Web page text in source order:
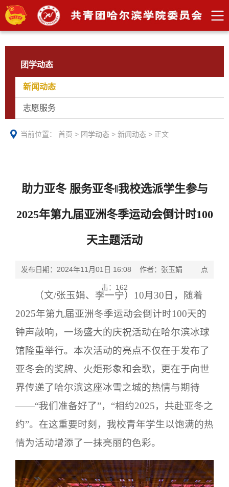
团学动态
新闻动态
志愿服务
当前位置： 首页 > 团学动态 > 新闻动态 > 正文
助力亚冬 服务亚冬‖我校选派学生参与
2025年第九届亚洲冬季运动会倒计时100
天主题活动
发布日期：2024年11月01日 16:08 作者：张玉娟 点
击： 162
（文/张玉娟、李一宁）10月30日，随着
2025年第九届亚洲冬季运动会倒计时100天的
钟声敲响，一场盛大的庆祝活动在哈尔滨冰球
馆隆重举行。本次活动的亮点不仅在于发布了
亚冬会的奖牌、火炬形象和会歌，更在于向世
界传递了哈尔滨这座冰雪之城的热情与期待
——“我们准备好了”，“相约2025，共赴亚冬之
约”。在这重要时刻，我校青年学生以饱满的热
情为活动增添了一抹亮丽的色彩。